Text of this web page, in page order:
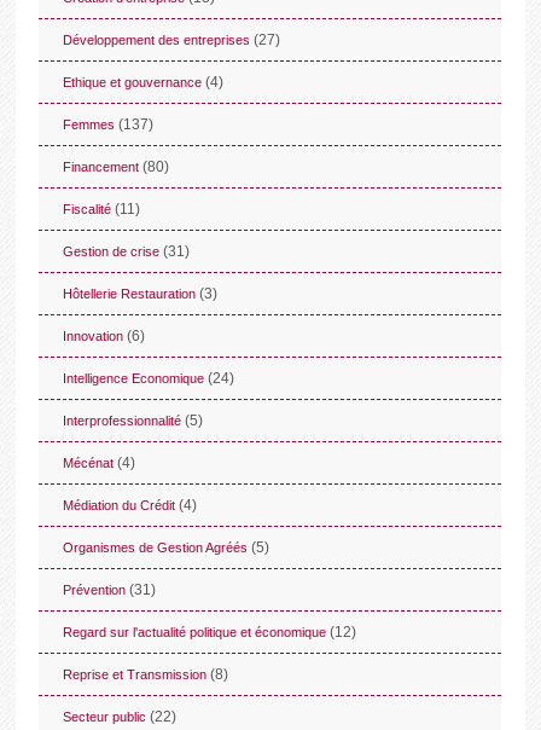
Développement des entreprises (27)
Ethique et gouvernance (4)
Femmes (137)
Financement (80)
Fiscalité (11)
Gestion de crise (31)
Hôtellerie Restauration (3)
Innovation (6)
Intelligence Economique (24)
Interprofessionnalité (5)
Mécénat (4)
Médiation du Crédit (4)
Organismes de Gestion Agréés (5)
Prévention (31)
Regard sur l'actualité politique et économique (12)
Reprise et Transmission (8)
Secteur public (22)